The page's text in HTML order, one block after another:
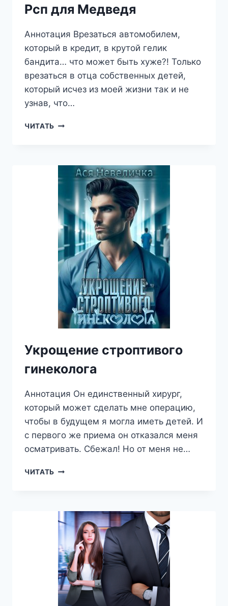
Рсп для Медведя
Аннотация Врезаться автомобилем,
который в кредит, в крутой гелик
бандита… что может быть хуже?! Только
врезаться в отца собственных детей,
который исчез из моей жизни так и не
узнав, что…
ЧИТАТЬ РСП
Укрощение строптивого
гинеколога
Аннотация Он единственный хирург,
который может сделать мне операцию,
чтобы в будущем я могла иметь детей. И
с первого же приема он отказался меня
осматривать. Сбежал! Но от меня не…
ЧИТАТЬ УКРОЩЕНИЕ